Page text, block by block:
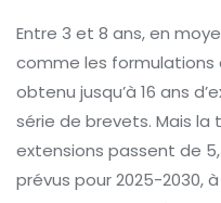
Entre 3 et 8 ans, en
comme les formulations
obtenu jusqu’à 16 ans
série de brevets. Mais la
extensions passent de
prévus pour 2025-2030,